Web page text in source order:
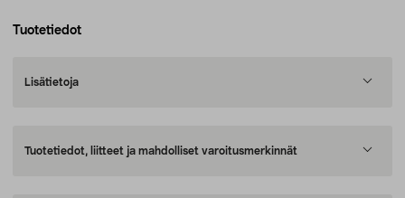
Tuotetiedot
Lisätietoja
Tuotetiedot, liitteet ja mahdolliset varoitusmerkinnät